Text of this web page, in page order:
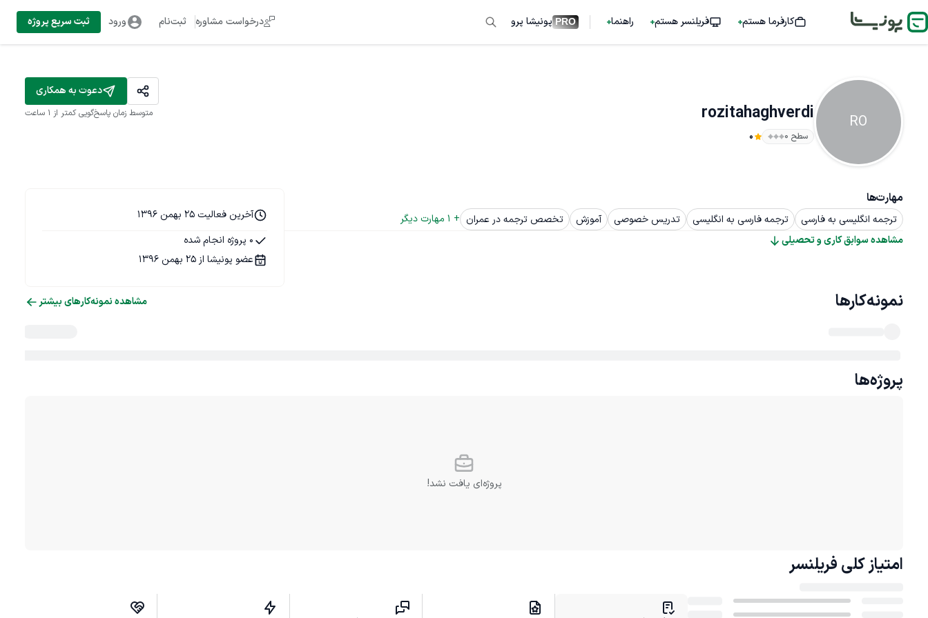
کارفرما هستم فریلنسر هستم راهنما PRO پونیشا پرو درخواست مشاوره ثبت‌نام ورود ثبت سریع پروژه
RO
rozitahaghverdi
سطح ۰ 0
دعوت به همکاری
متوسط زمان پاسخ‌گویی کمتر از 1 ساعت
مهارت‌ها
ترجمه انگلیسی به فارسی ترجمه فارسی به انگلیسی تدریس خصوصی آموزش تخصص ترجمه در عمران +
1 مهارت دیگر
مشاهده سوابق کاری و تحصیلی
آخرین فعالیت 25 بهمن 1396
0 پروژه انجام شده
عضو پونیشا از 25 بهمن 1396
نمونه‌کارها مشاهده نمونه‌کارهای بیشتر
پروژه‌ها
پروژه‌ای یافت نشد!
امتیاز کلی فریلنسر